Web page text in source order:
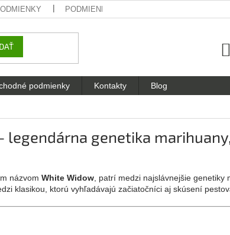
PODMIENKY OCHRANY OSOBNÝCH ÚDAJOV
podmienky Kontakty Blog
legendárna genetika
názvom White Widow , patrí medzi najslávnejšie genetiky
klasikou, ktorú vyhľadávajú začiatočníci aj skúsení